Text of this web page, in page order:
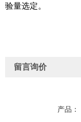
验量选定。
留言询价
产品：